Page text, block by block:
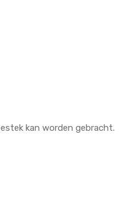
kan worden gebracht.